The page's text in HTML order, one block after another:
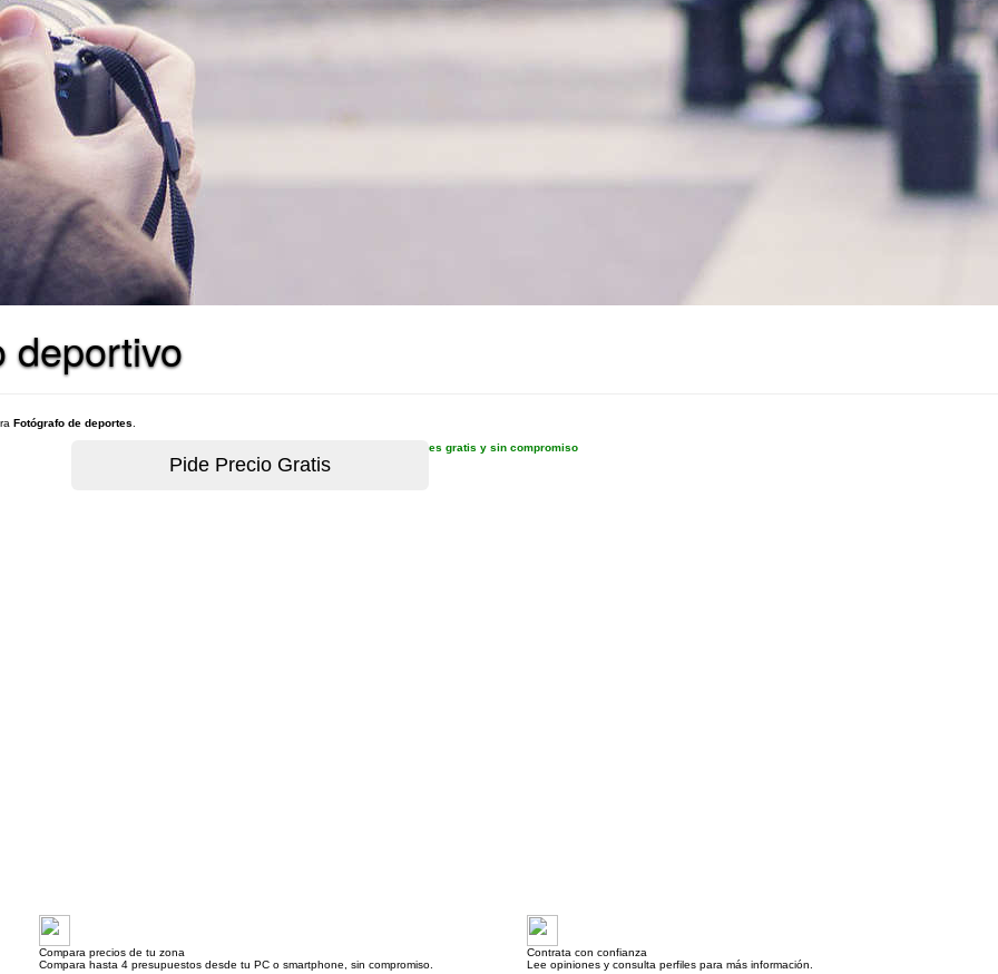
deportivo
Fotógrafo de deportes
es gratis y sin compromiso
Compara precios de tu zona
Compara hasta 4 presupuestos desde tu PC o smartphone, sin compromiso.
Contrata con confianza
Lee opiniones y consulta perfiles para más información.